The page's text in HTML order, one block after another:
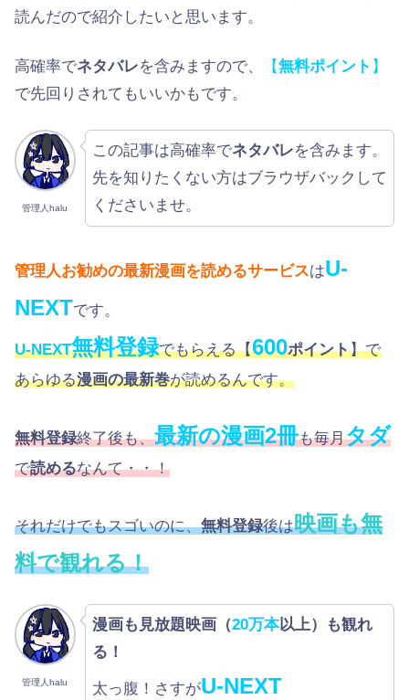
読んだので紹介したいと思います。
高確率でネタバレを含みますので、 【無料ポイント 】
で先回りされてもいいかもです。
管理人halu
この記事は高確率でネタバレを含みます。
先を知りたくない方はブラウザバックして
くださいませ。
管理人お勧めの最新漫画を読めるサービスはU-
NEXTです。
U-NEXT無料登録でもらえる【600ポイント】で
あらゆる漫画の最新巻が読めるんです。
無料登録終了後も、最新の漫画2冊も毎月タダ
で読めるなんて・・！
それだけでもスゴいのに、無料登録後は映画も無
料で観れる！
管理人halu
漫画も見放題映画（20万本以上）も観れ
る！
太っ腹！さすがU-NEXT